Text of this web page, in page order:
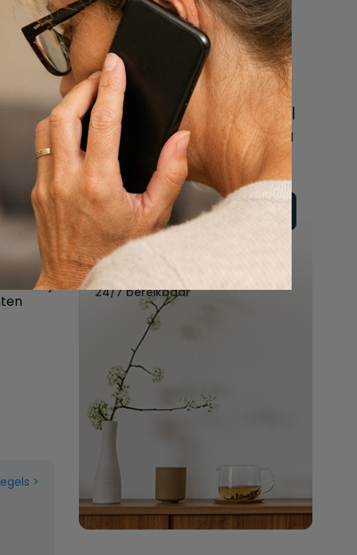
is, is -
nieuw
de
ze in
bij
een uitvaart
regelen
Beschrijf uw wensen
online of bel ons geheel
vrijblijvend voor hulp na
een overlijden.
Vul hier uw wensen in
Of bel ons:
088 - 848 82 27
24/7 bereikbaar